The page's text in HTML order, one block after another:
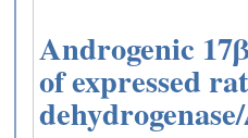
Androgenic
of expressed